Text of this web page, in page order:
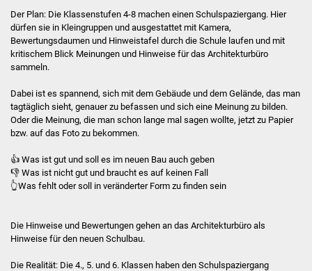
Cake Pop Workshop
Rap-Workshop
Jugendbeirat
Peace in Art
Graffiti-Workshop
Handlettering
Der Plan: Die Klassenstufen 4-8 machen einen Schulspaziergang. Hier
dürfen sie in Kleingruppen und ausgestattet mit Kamera,
Bewertungsdaumen und Hinweistafel durch die Schule laufen und mit
kritischem Blick Meinungen und Hinweise für das Architekturbüro
sammeln.
Dabei ist es spannend, sich mit dem Gebäude und dem Gelände, das man
tagtäglich sieht, genauer zu befassen und sich eine Meinung zu bilden.
Oder die Meinung, die man schon lange mal sagen wollte, jetzt zu Papier
bzw. auf das Foto zu bekommen.
👍 Was ist gut und soll es im neuen Bau auch geben
👎 Was ist nicht gut und braucht es auf keinen Fall
👆Was fehlt oder soll in veränderter Form zu finden sein
Die Hinweise und Bewertungen gehen an das Architekturbüro als
Hinweise für den neuen Schulbau.
Die Realität: Die 4., 5. und 6. Klassen haben den Schulspaziergang